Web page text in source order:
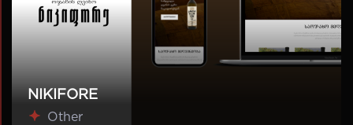
NIKIFORE
Other